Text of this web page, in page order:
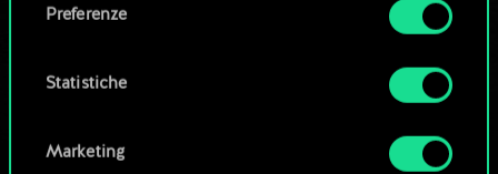
disponibili nel menu "Impostazioni" qui sotto.
Preferenze
Statistiche
Marketing
Esplora i mazzi della community